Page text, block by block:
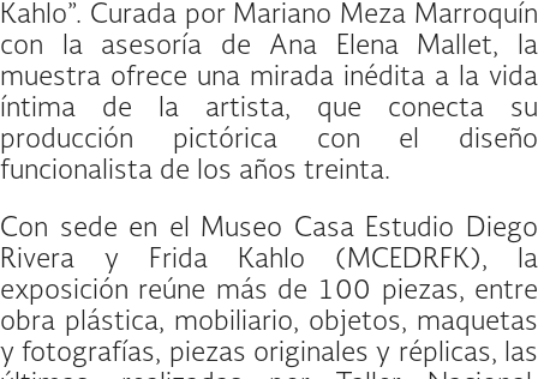
Kahlo”. Curada por Mariano Meza Marroquín
con la asesoría de Ana Elena Mallet, la
muestra ofrece una mirada inédita a la vida
íntima de la artista, que conecta su
producción pictórica con el diseño
funcionalista de los años treinta.
Con sede en el Museo Casa Estudio Diego
Rivera y Frida Kahlo (MCEDRFK), la
exposición reúne más de 100 piezas, entre
obra plástica, mobiliario, objetos, maquetas
y fotografías, piezas originales y réplicas, las